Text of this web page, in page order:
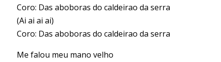
Coro: Das aboboras do caldeirao da serra
(Ai ai ai ai)
Coro: Das aboboras do caldeirao da serra
Me falou meu mano velho